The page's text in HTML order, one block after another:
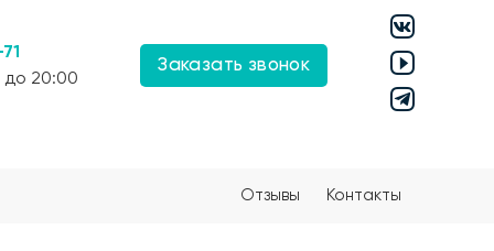
до 20:00
Заказать звонок
Отзывы Контакты